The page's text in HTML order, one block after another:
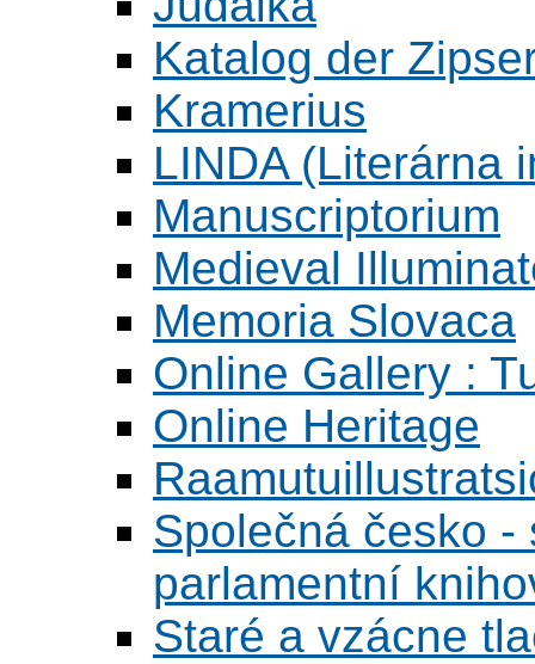
Katalog der
Kramerius
LINDA (Literárna
Manuscriptorium
Medieval
Memoria Slovaca
Online Gallery :
Online Heritage
Společná česko
parlamentní
Staré a vzácne